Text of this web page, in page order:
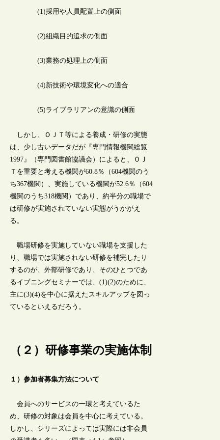
(1)採用や人員配置上の側面
(2)組織目的追求の側面
(3)業務の処理上の側面
(4)新技術や環境変化への適合
(5)ライブラリアンの意識の側面
しかし、ＯＪＴ等による養成・研修の実態
は、少し古いデータだが『専門情報機関総覧
1997』（専門図書館協議会）によると、ＯＪ
Ｔを重要と考える機関が60.8％（604機関のう
ち367機関）、実施している機関が52.6％（604
機関のうち318機関）であり、約半分の職場で
は研修が実施されていない実態がうかがえ
る。
職場研修を実施していない職場を支援した
り、職場では実施されない研修を補完したり
するのが、外部研修であり、そのひとつであ
るイブニングセミナーでは、(1)(2)のために、
主に(3)(4)を中心に据えたスキルアップを図っ
ているといえるだろう。
（２）研修事業の実施体制
１）参加者募集方法について
会員へのサービスの一環と考えているた
め、研修の対象は会員を中心に考えている。
しかし、シリーズによっては実際には非会員